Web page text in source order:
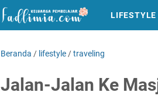
LIFESTYLE
Beranda / lifestyle /traveling
Jalan-Jalan Ke